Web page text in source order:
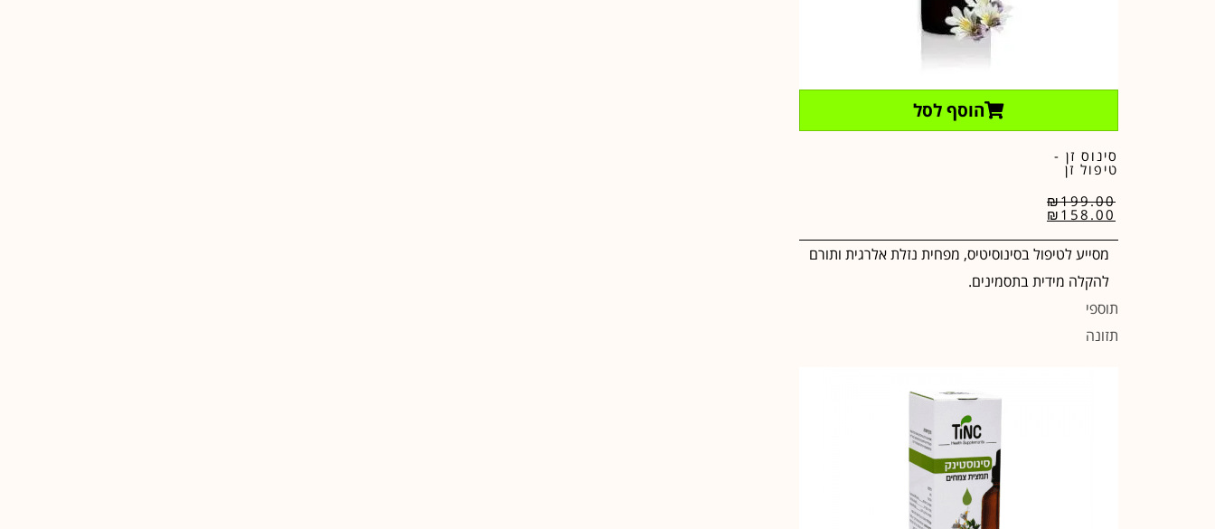
הוסף לסל
סינוס זן -
טיפול זן
₪199.00
₪ 158.00
מסייע לטיפול בסינוסיטיס, מפחית נזלת אלרגית ותורם
להקלה מידית בתסמינים.
תוספי
תזונה